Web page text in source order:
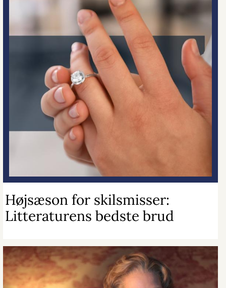
Højsæson for skilsmisser:
Litteraturens bedste brud